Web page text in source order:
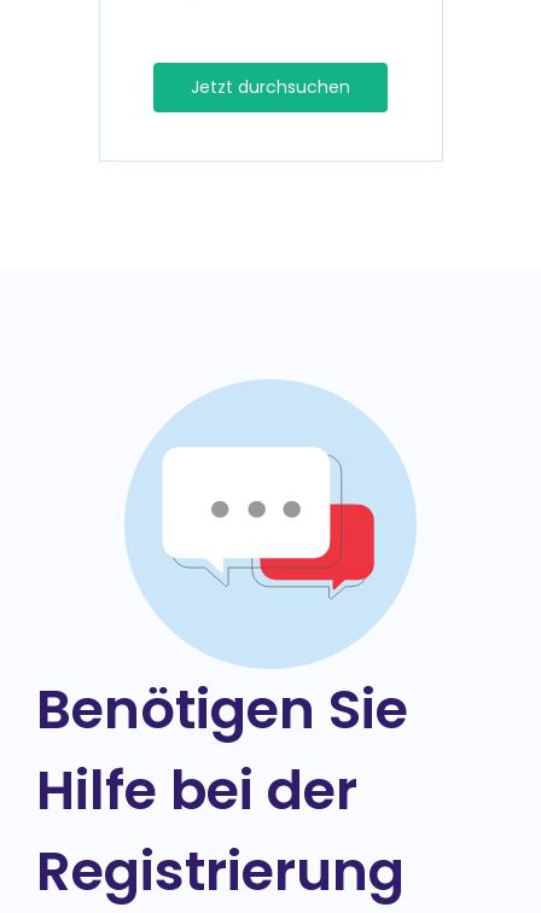
Jetzt durchsuchen
Benötigen Sie
Hilfe bei der
Registrierung